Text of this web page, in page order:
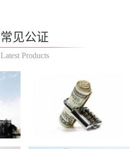
常见公证
Latest Products